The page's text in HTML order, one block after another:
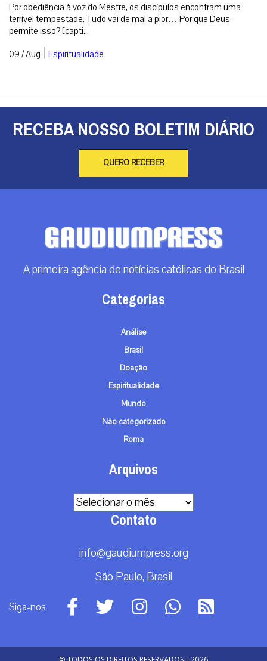
Por obediência à voz do Mestre, os discípulos encontram uma
terrível tempestade. Tudo vai de mal a pior… Por que Deus
permite isso? [capti...
09 / Aug | Espiritualidade
RECEBA NOSSO BOLETIM DIÁRIO
QUERO RECEBER
A primeira agência de notícias católicas do Brasil
Categorias
Análise
Brasil
Doação
Espiritualidade
Mundo
Não categorizado
Roma
Arquivos
Arquivos
Contato
info@gaudiumpress.org
São Paulo, Brasil
Siga-nos